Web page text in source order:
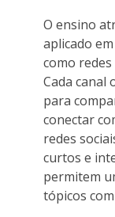
O ensino
aplicado
como
Cada canal
para
conectar
redes
curtos e
permitem
tópicos